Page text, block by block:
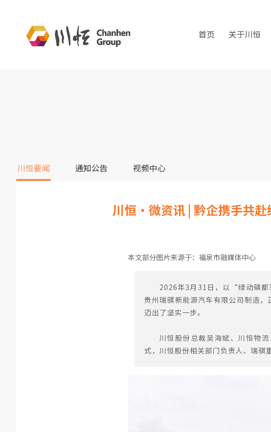
首页 关于川恒
川恒要闻 通知公告 视频中心
川恒·微资讯 | 黔企携手共
本文部分图片来源于：福泉市融媒体中心
2026年3月31日，以“绿动磷
贵州瑞骐新能源汽车有限公司制造
迈出了坚实一步。
川恒股份总裁吴海斌、川恒物
式，川恒股份相关部门负责人、瑞骐